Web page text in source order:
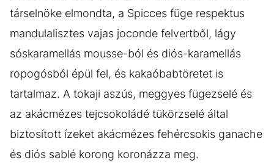
társelnöke elmondta, a Spicces füge respektus
mandulalisztes vajas joconde felvertből, lágy
sóskaramellás mousse-ból és diós-karamellás
ropogósból épül fel, és kakaóbabtöretet is
tartalmaz. A tokaji aszús, meggyes fügezselé és
az akácmézes tejcsokoládé tükörzselé által
biztosított ízeket akácmézes fehércsokis ganache
és diós sablé korong koronázza meg.